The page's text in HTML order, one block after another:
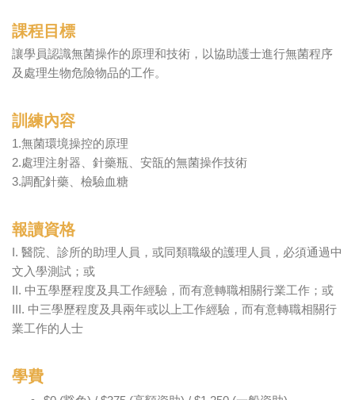
課程目標
讓學員認識無菌操作的原理和技術，以協助護士進行無菌程序
及處理生物危險物品的工作。
訓練內容
1.無菌環境操控的原理
2.處理注射器、針藥瓶、安瓿的無菌操作技術
3.調配針藥、檢驗血糖
報讀資格
I. 醫院、診所的助理人員，或同類職級的護理人員，必須通過中
文入學測試；或
II. 中五學歷程度及具工作經驗，而有意轉職相關行業工作；或
III. 中三學歷程度及具兩年或以上工作經驗，而有意轉職相關行
業工作的人士
學費